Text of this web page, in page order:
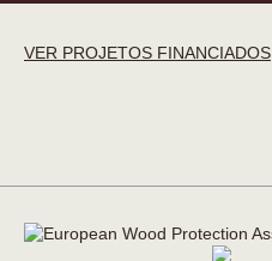
VER PROJETOS FINANCIADOS